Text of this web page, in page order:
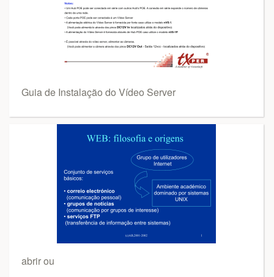
Guia de Instalação do Vídeo Server
abrir ou